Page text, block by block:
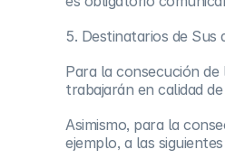
5. Destinatarios de Sus
Para la consecución
trabajarán en calidad
Asimismo, para la
ejemplo, a las